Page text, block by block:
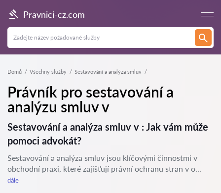
Pravnici-cz.com
Domů Všechny služby Sestavování a analýza smluv
Právník pro sestavování a
analýzu smluv v
Sestavování a analýza smluv v : Jak vám může
pomoci advokát?
Sestavování a analýza smluv jsou klíčovými činnostmi v
obchodní praxi, které zajišťují právní ochranu stran v o...
dále